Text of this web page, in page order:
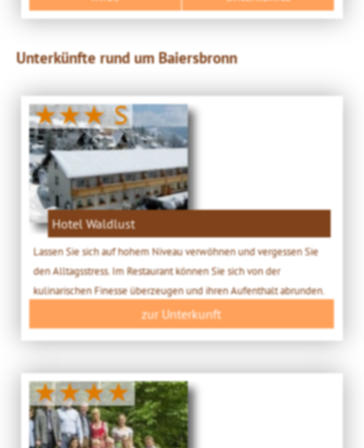
Unterkünfte rund um Baiersbronn
★★★ S
Hotel Waldlust
Lassen Sie sich auf hohem Niveau verwöhnen und vergessen Sie
den Alltagsstress. Im Restaurant können Sie sich von der
kulinarischen Finesse überzeugen und ihren Aufenthalt abrunden.
zur Unterkunft
★★★★